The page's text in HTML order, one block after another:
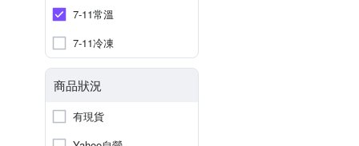
7-11常溫
7-11冷凍
商品狀況
有現貨